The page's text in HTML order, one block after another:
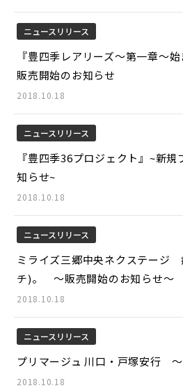
ニュースリリース
『豊四季レアリーズ～第一章～
販売開始のお知らせ
2018.10.18
ニュースリリース
『豊四季36プロジェクト』~新
知らせ~
2018.10.18
ニュースリリース
ミライズ三郷中央ネクステージ
チ)。 ～販売開始のお知らせ～
2018.10.18
ニュースリリース
プリマージュ 川口・戸塚安行
2018.10.18